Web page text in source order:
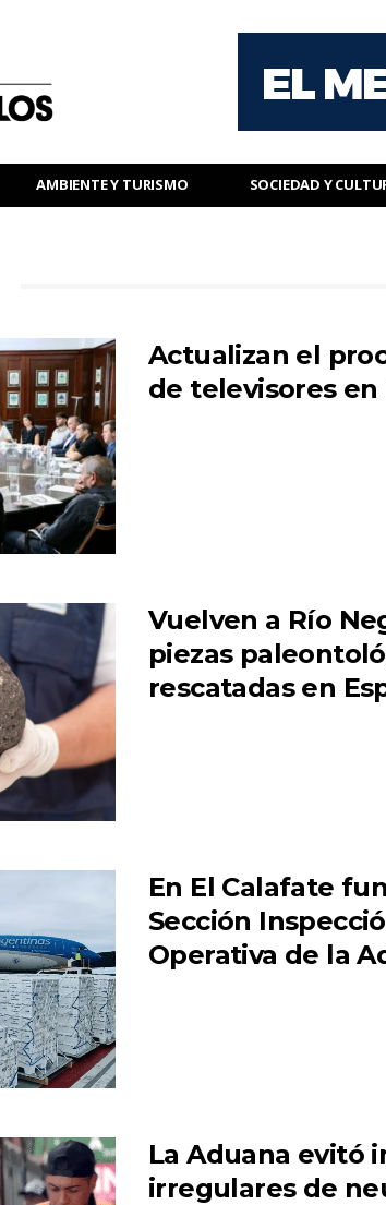
AMBIENTE Y TURISMO SOCIEDAD Y
Actualizan el
de televisores
Vuelven a Río
piezas
rescatadas en
En El Calafate
Sección
Operativa de la
La Aduana evitó
irregulares de